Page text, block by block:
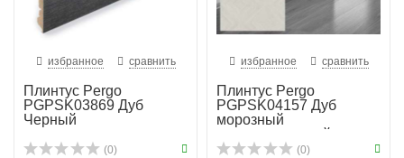
избранное сравнить
Плинтус Pergo
PGPSK03869 Дуб
Черный
(0)
избранное сравнить
Плинтус Pergo
PGPSK04157 Дуб
морозный
патинированный
(0)